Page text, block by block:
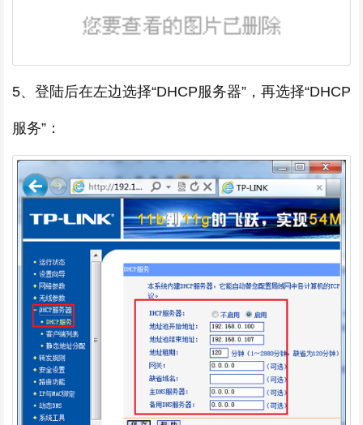
5、登陆后在左边选择“DHCP服务器”，再选择“DHCP
服务”：